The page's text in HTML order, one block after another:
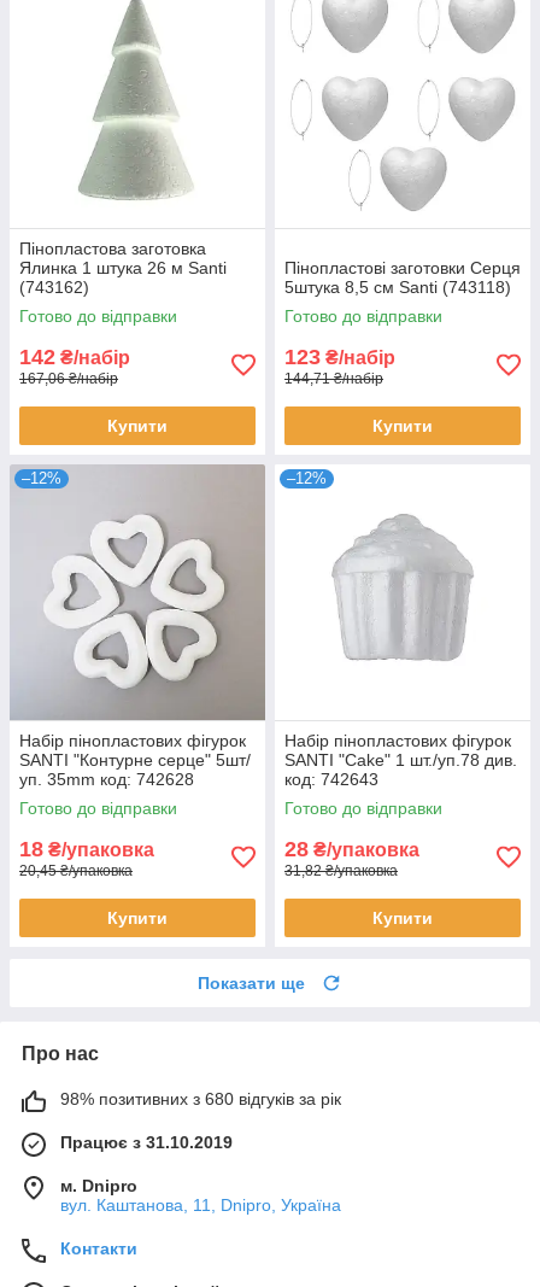
Пінопластова заготовка
Ялинка 1 штука 26 м Santi
(743162)
Готово до відправки
142 ₴/набір
167,06 ₴/набір
Купити
Пінопластові заготовки Серця
5штука 8,5 см Santi (743118)
Готово до відправки
123 ₴/набір
144,71 ₴/набір
Купити
–12%
Набір пінопластових фігурок
SANTI "Контурне серце" 5шт/
уп. 35mm код: 742628
Готово до відправки
18 ₴/упаковка
20,45 ₴/упаковка
Купити
–12%
Набір пінопластових фігурок
SANTI "Cake" 1 шт./уп.78 див.
код: 742643
Готово до відправки
28 ₴/упаковка
31,82 ₴/упаковка
Купити
Показати ще
Про нас
98% позитивних з 680 відгуків за рік
Працює з 31.10.2019
м. Dnipro
вул. Каштанова, 11, Dnipro, Україна
Контакти